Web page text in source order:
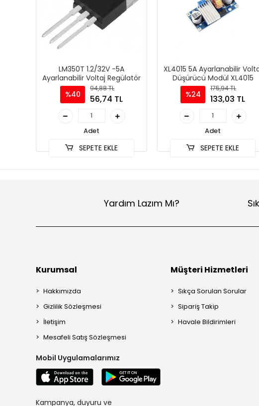
LM350T 1.2/32V -5A
Ayarlanabilir Voltaj Regülatör
%40
94,88 TL
56,74 TL
Adet
SEPETE EKLE
XL4015 5A Ayarlanabilir
Düşürücü Modül XL4015
%24
175,94 TL
133,03 TL
Adet
SEPETE EKLE
Yardım Lazım Mı?
Kurumsal
Hakkımızda
Gizlilik Sözleşmesi
İletişim
Mesafeli Satış Sözleşmesi
Mobil Uygulamalarımız
Kampanya, duyuru ve
Müşteri Hizmetleri
Sıkça Sorulan Sorular
Sipariş Takip
Havale Bildirimleri